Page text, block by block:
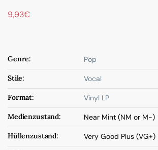
9,93€
Genre: Pop
Stile: Vocal
Format: Vinyl LP
Medienzustand: Near Mint (NM or M-)
Hüllenzustand: Very Good Plus (VG+)